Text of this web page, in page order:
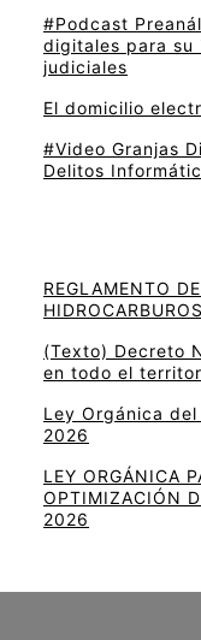
#Podcast
digitales para su
judiciales
El domicilio
#Video Granjas
Delitos
REGLAMENTO
(Texto) Decreto
en todo el
Ley Orgánica
2026
LEY ORGÁNICA
OPTIMIZACIÓN
2026